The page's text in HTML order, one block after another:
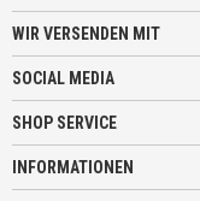
WIR VERSENDEN MIT
SOCIAL MEDIA
SHOP SERVICE
INFORMATIONEN